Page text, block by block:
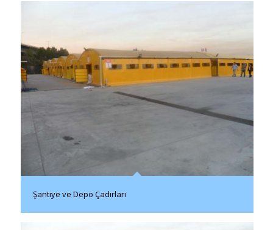
Şantiye ve Depo Çadırları